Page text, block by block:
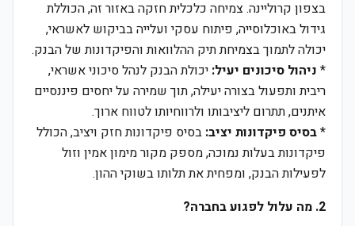
בצפון קרוליינה. צמיחה כלכלית חזקה באזור זה, הכוללת
גידול באוכלוסייה, פיתוח עסקי ועלייה בביקוש לאשראי,
יכולה לתמוך בצמיחת תיק ההלוואות והפיקדונות של הבנק.
* ניהול סיכונים יעיל: יכולת הבנק לנהל סיכוני אשראי,
ריבית ותפעול בצורה יעילה, תוך שמירה על יחסים פיננסיים
איתנים, תתרום ליציבותו ולרווחיותו לטווח ארוך.
*בסיס פיקדונות יציב: בסיס פיקדונות חזק ויציב, הכולל
פיקדונות בעלות נמוכה, מספק מקור מימון אמין וזול
לפעילות הבנק, ומפחית את תלותו בשוקי ההון.
2. מה עלול לפגוע בחברה?